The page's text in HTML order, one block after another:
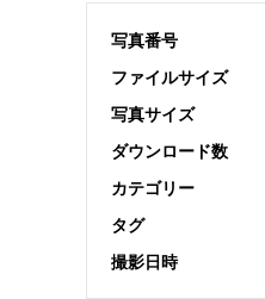
写真番号
ファイルサイズ
写真サイズ
ダウンロード数
カテゴリー
タグ
撮影日時